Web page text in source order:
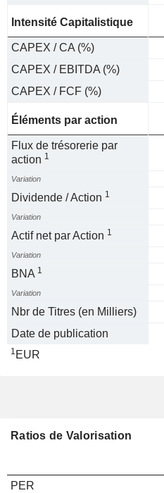
Intensité Capitalistique
CAPEX / CA (%)
CAPEX / EBITDA (%)
CAPEX / FCF (%)
Éléments par action
Flux de trésorerie par
action 1
Variation
Dividende / Action 1
Variation
Actif net par Action 1
Variation
BNA 1
Variation
Nbr de Titres (en Milliers)
Date de publication
1 EUR
Ratios de Valorisation
PER